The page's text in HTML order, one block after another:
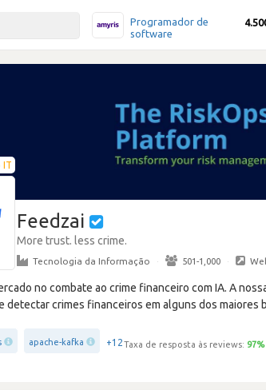
Programador de
software
IT
Feedzai
More trust. less crime.
Tecnologia da Informação · 501-1,000 ·
no combate ao crime financeiro com IA. A
detectar crimes financeiros em alguns dos maiores
apache-kafka +12Taxa de resposta às reviews: 97%